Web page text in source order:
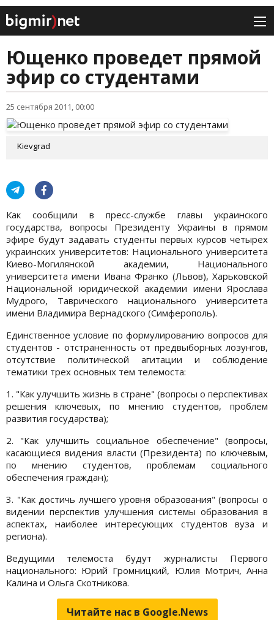
Ющенко проведет прямой
эфир со студентами
25 сентября 2011, 00:00
Kievgrad
Как сообщили в пресс-службе главы украинского
государства, вопросы Президенту Украины в прямом
эфире будут задавать студенты первых курсов четырех
украинских университетов: Национального университета
Киево-Могилянской академии, Национального
университета имени Ивана Франко (Львов), Харьковской
Национальной юридической академии имени Ярослава
Мудрого, Таврического национального университета
имени Владимира Вернадского (Симферополь).
Единственное условие по формулированию вопросов для
студентов - отстраненность от предвыборных лозунгов,
отсутствие политической агитации и соблюдение
тематики трех основных тем телемоста:
1. "Как улучшить жизнь в стране" (вопросы о перспективах
решения ключевых, по мнению студентов, проблем
развития государства);
2. "Как улучшить социальное обеспечение" (вопросы,
касающиеся видения власти (Президента) по ключевым,
по мнению студентов, проблемам социального
обеспечения граждан);
3. "Как достичь лучшего уровня образования" (вопросы о
видении перспектив улучшения системы образования в
аспектах, наиболее интересующих студентов вуза и
региона).
Ведущими телемоста будут журналисты Первого
национального: Юрий Громницкий, Юлия Мотрич, Анна
Калина и Ольга Скотникова.
Читайте нас в Google.News